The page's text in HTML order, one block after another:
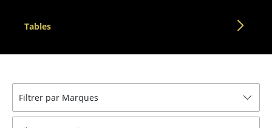
Pièces détachées
... voir tous les sièges
Tables
Filtrer par Marques